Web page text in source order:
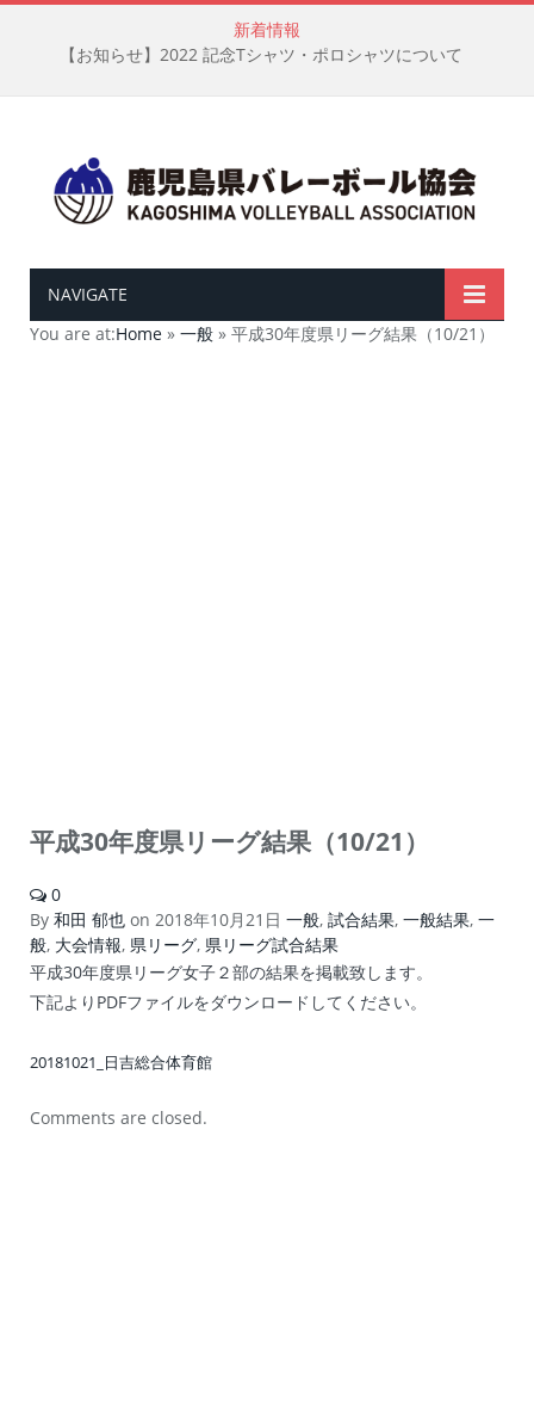
新着情報
【お知らせ】2022 記念Tシャツ・ポロシャツについて
NAVIGATE
You are at:Home » 一般 » 平成30年度県リーグ結果（10/21）
平成30年度県リーグ結果（10/21）
0
By 和田 郁也 on 2018年10月21日 一般, 試合結果, 一般結果, 一
般, 大会情報, 県リーグ, 県リーグ試合結果
平成30年度県リーグ女子２部の結果を掲載致します。
下記よりPDFファイルをダウンロードしてください。
20181021_日吉総合体育館
Comments are closed.